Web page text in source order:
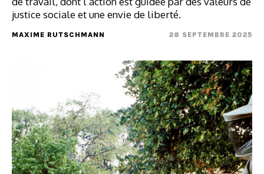
justice sociale et une envie de liberté.
MAXIME RUTSCHMANN 28 SEPTEMBRE 2025